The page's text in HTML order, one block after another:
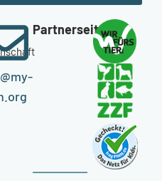
Partnerseiten